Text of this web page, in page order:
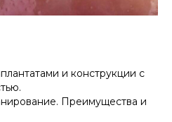
и конструкции с
Преимущества и